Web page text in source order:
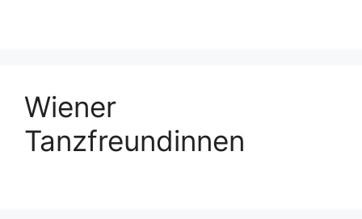
Wiener
Tanzfreundinnen